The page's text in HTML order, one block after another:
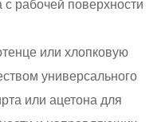
рабочей поверхности
или хлопковую
универсального
или ацетона для